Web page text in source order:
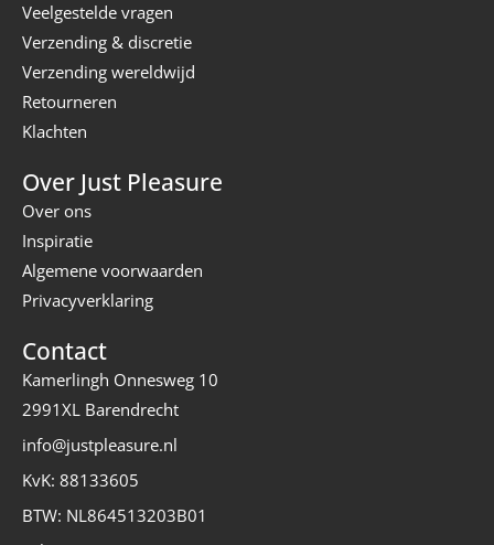
Veelgestelde vragen
Verzending & discretie
Verzending wereldwijd
Retourneren
Klachten
Over Just Pleasure
Over ons
Inspiratie
Algemene voorwaarden
Privacyverklaring
Contact
Kamerlingh Onnesweg 10
2991XL Barendrecht
info@justpleasure.nl
KvK: 88133605
BTW: NL864513203B01